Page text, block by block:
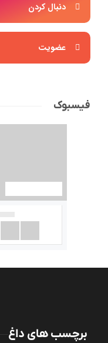
دنبال کردن
عضویت
فیسبوک
برچسب های داغ